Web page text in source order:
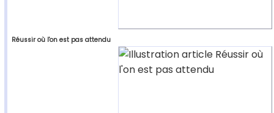
Réussir où l'on est pas attendu